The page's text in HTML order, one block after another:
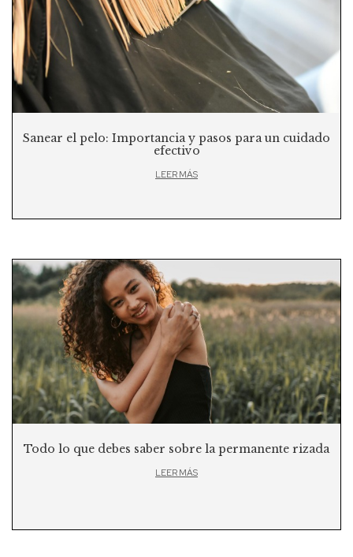
Sanear el pelo: Importancia y pasos para un cuidado
efectivo
LEER MÁS
Todo lo que debes saber sobre la permanente rizada
LEER MÁS